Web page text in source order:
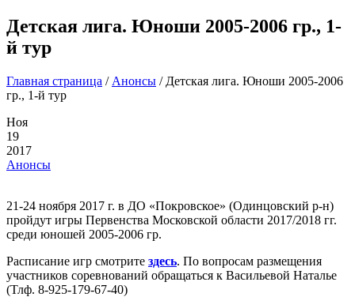
Детская лига. Юноши 2005-2006 гр., 1-
й тур
Главная страница / Анонсы / Детская лига. Юноши 2005-2006
гр., 1-й тур
Ноя
19
2017
Анонсы
21-24 ноября 2017 г. в ДО «Покровское» (Одинцовский р-н)
пройдут игры Первенства Московской области 2017/2018 гг.
среди юношей 2005-2006 гр.
Расписание игр смотрите здесь. По вопросам размещения
участников соревнований обращаться к Васильевой Наталье
(Тлф. 8-925-179-67-40)